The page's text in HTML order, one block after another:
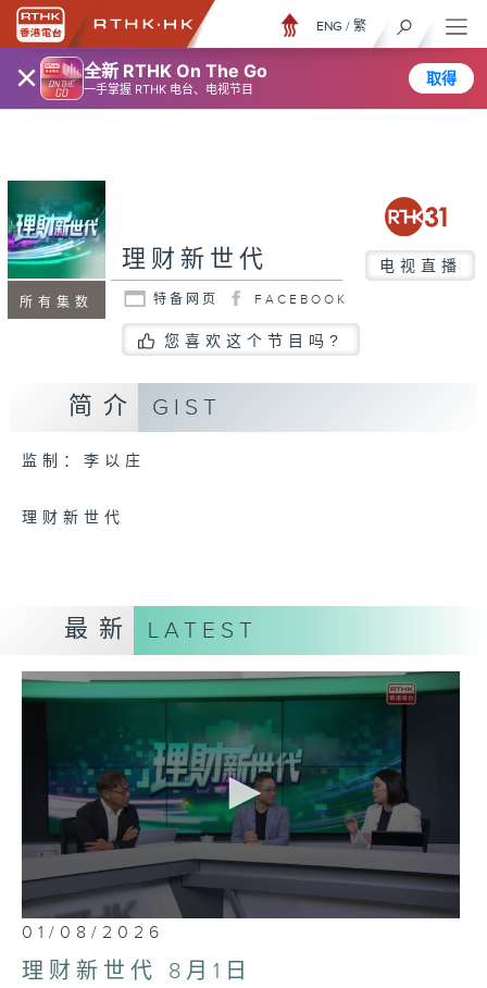
× 全新 RTHK On The Go
一手掌握 RTHK 电台、电视节目
取得
ENG / 繁
所有集数
理财新世代 电视直播
特备网页 FACEBOOK
您喜欢这个节目吗?
简介 GIST
监制：李以庄
理财新世代
最新 LATEST
0
seconds
of
0
01/08/2026
理财新世代 8月1日